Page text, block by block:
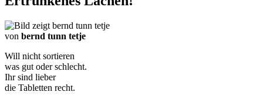
von bernd tunn tetje
Will nicht sortieren
was gut oder schlecht.
Ihr sind lieber
die Tabletten recht.